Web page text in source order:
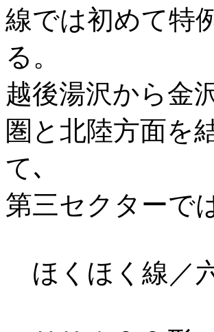
線では初めて特
る。
越後湯沢から金
圏と北陸方面を
て､
第三セクターで
ほくほく線／